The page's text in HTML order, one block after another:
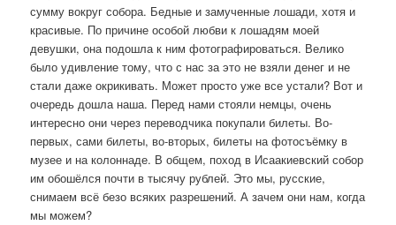
сумму вокруг собора. Бедные и замученные лошади, хотя и
красивые. По причине особой любви к лошадям моей
девушки, она подошла к ним фотографироваться. Велико
было удивление тому, что с нас за это не взяли денег и не
стали даже окрикивать. Может просто уже все устали? Вот и
очередь дошла наша. Перед нами стояли немцы, очень
интересно они через переводчика покупали билеты. Во-
первых, сами билеты, во-вторых, билеты на фотосъёмку в
музее и на колоннаде. В общем, поход в Исаакиевский собор
им обошёлся почти в тысячу рублей. Это мы, русские,
снимаем всё безо всяких разрешений. А зачем они нам, когда
мы можем?